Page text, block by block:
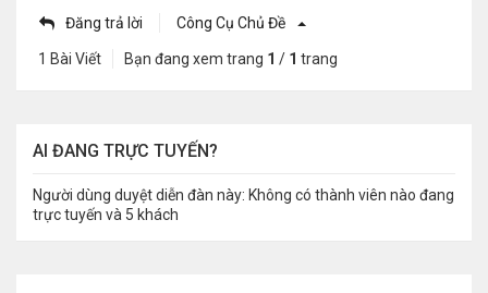
Đăng trả lời Công Cụ Chủ Đề
1 Bài Viết Bạn đang xem trang 1 / 1 trang
AI ĐANG TRỰC TUYẾN?
Người dùng duyệt diễn đàn này: Không có thành viên nào đang
trực tuyến và 5 khách